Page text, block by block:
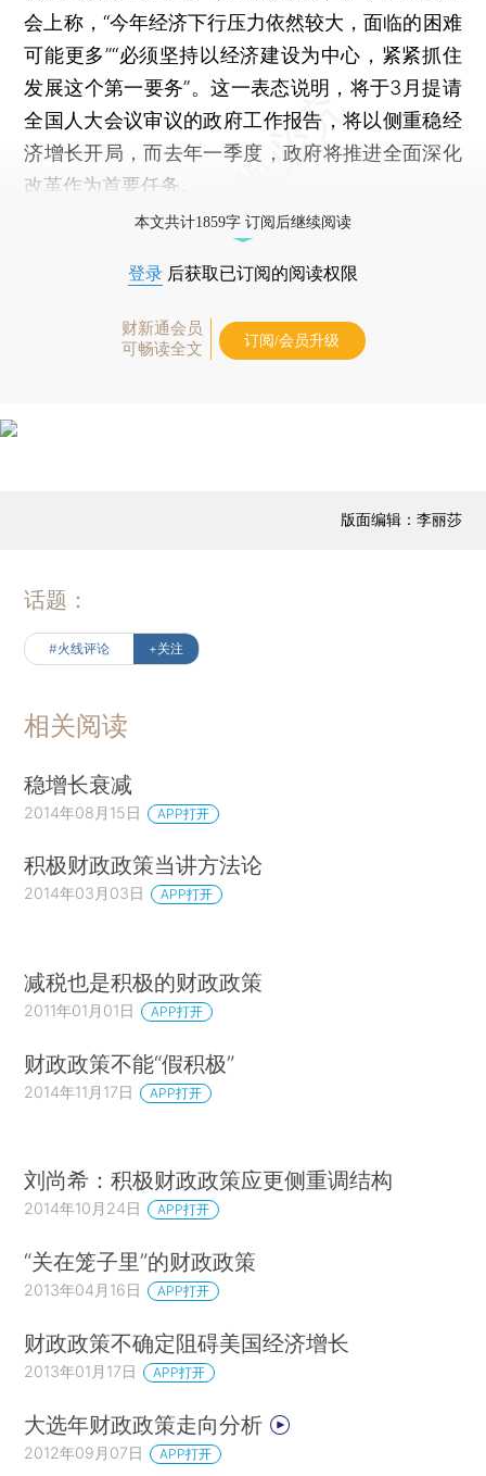
会上称，“今年经济下行压力依然较大，面临的困难
可能更多”“必须坚持以经济建设为中心，紧紧抓住
发展这个第一要务”。这一表态说明，将于3月提请
全国人大会议审议的政府工作报告，将以侧重稳经
济增长开局，而去年一季度，政府将推进全面深化
改革作为首要任务。
本文共计1859字 订阅后继续阅读
登录 后获取已订阅的阅读权限
财新通会员
可畅读全文
订阅/会员升级
版面编辑：李丽莎
话题：
#火线评论 +关注
相关阅读
稳增长衰减
2014年08月15日 APP打开
积极财政政策当讲方法论
2014年03月03日 APP打开
减税也是积极的财政政策
2011年01月01日 APP打开
财政政策不能“假积极”
2014年11月17日 APP打开
刘尚希：积极财政政策应更侧重调结构
2014年10月24日 APP打开
“关在笼子里”的财政政策
2013年04月16日 APP打开
财政政策不确定阻碍美国经济增长
2013年01月17日 APP打开
大选年财政政策走向分析
2012年09月07日 APP打开